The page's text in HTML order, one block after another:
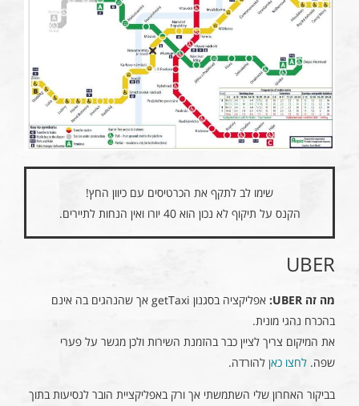
שימו לב לתקף את הכרטיסים עם כיוון החץ!
הקנס על תיקוף לא נכון הוא 40 יורו ואין הנחות לתיירים.
UBER
מה זה UBER:
אפליקציה בסגנון getTaxi אך שהנהגים בה אינם
בהכרח נהגי מונית.
את המיקום צריך לציין כבר בהזמנת השירות ולכן מגשר על פערי
שפה. לחצו כאן להורדה.
בביקור האחרון שלי השתמשתי אך ורק באפליקציית הובר לנסיעות בתוך